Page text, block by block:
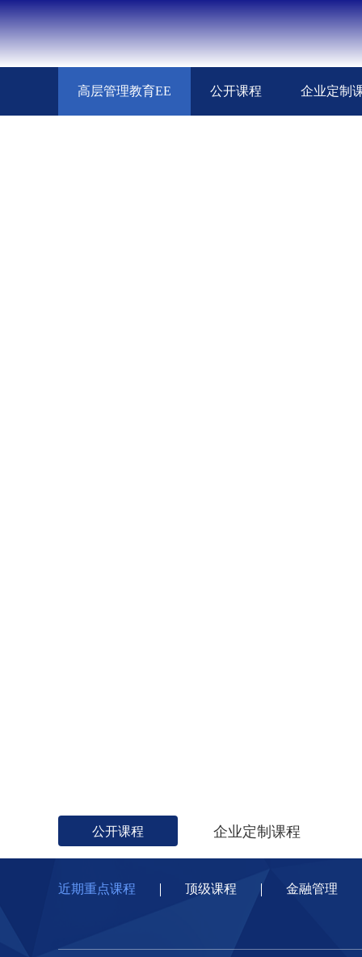
高层管理教育EE 公开课程 企业定制
公开课程 企业定制课程
近期重点课程 顶级课程 金融管理